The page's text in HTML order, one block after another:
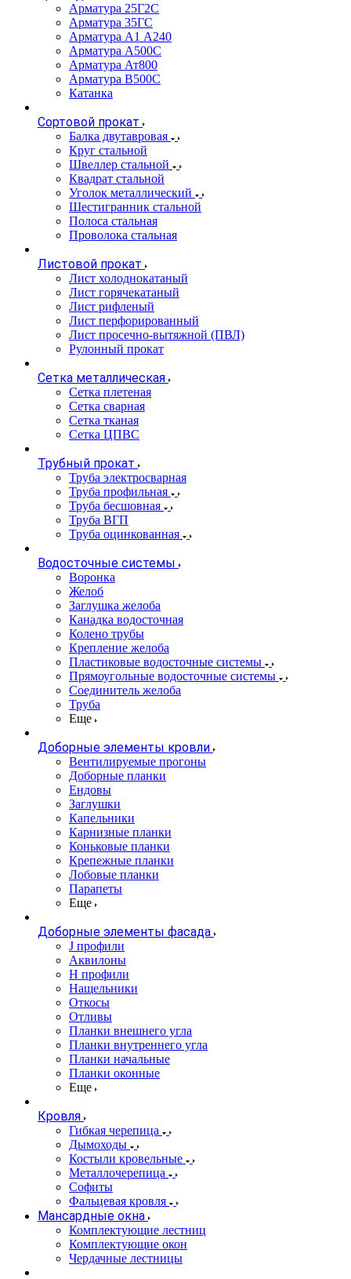
Арматура 25Г2С
Арматура 35ГС
Арматура А1 А240
Арматура А500С
Арматура Ат800
Арматура В500С
Катанка
Сортовой прокат
Балка двутавровая
Круг стальной
Швеллер стальной
Квадрат стальной
Уголок металлический
Шестигранник стальной
Полоса стальная
Проволока стальная
Листовой прокат
Лист холоднокатаный
Лист горячекатаный
Лист рифленый
Лист перфорированный
Лист просечно-вытяжной (ПВЛ)
Рулонный прокат
Сетка металлическая
Сетка плетеная
Сетка сварная
Сетка тканая
Сетка ЦПВС
Трубный прокат
Труба электросварная
Труба профильная
Труба бесшовная
Труба ВГП
Труба оцинкованная
Водосточные системы
Воронка
Желоб
Заглушка желоба
Канадка водосточная
Колено трубы
Крепление желоба
Пластиковые водосточные системы
Прямоугольные водосточные системы
Соединитель желоба
Труба
Еще
Доборные элементы кровли
Вентилируемые прогоны
Доборные планки
Ендовы
Заглушки
Капельники
Карнизные планки
Коньковые планки
Крепежные планки
Лобовые планки
Парапеты
Еще
Доборные элементы фасада
J профили
Аквилоны
Н профили
Нащельники
Откосы
Отливы
Планки внешнего угла
Планки внутреннего угла
Планки начальные
Планки оконные
Еще
Кровля
Гибкая черепица
Дымоходы
Костыли кровельные
Металлочерепица
Софиты
Фальцевая кровля
Мансардные окна
Комплектующие лестниц
Комплектующие окон
Чердачные лестницы